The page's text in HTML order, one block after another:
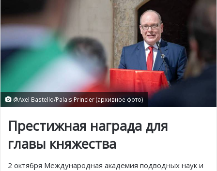
@Axel Bastello/Palais Princier (архивное фото)
Престижная награда для
главы княжества
2 октября Международная академия подводных наук и